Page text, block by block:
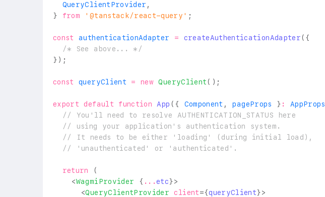
QueryClientProvider ,
}
from '@tanstack/react-query' ;
const authenticationAdapter = createAuthenticationAdapter( {
/* See above... */
} ) ;
const queryClient = new QueryClient( ) ;
export default function App ( { Component , pageProps } : AppProps
// You'll need to resolve AUTHENTICATION_STATUS here
// using your application's authentication system.
// It needs to be either 'loading' (during initial load),
// 'unauthenticated' or 'authenticated'.
return
(
<WagmiProvider { ...etc}>
<QueryClientProvider client={queryClient}>